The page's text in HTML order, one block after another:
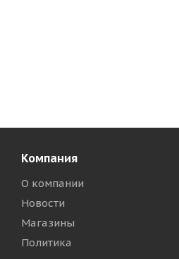
Компания
О компании
Новости
Магазины
Политика